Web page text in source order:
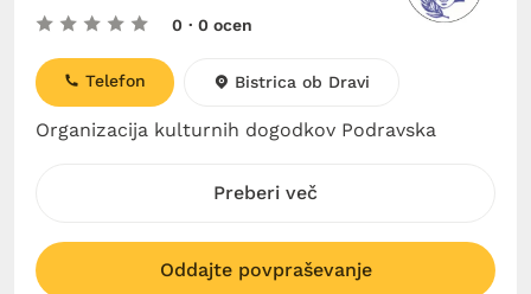
0 · 0 ocen
Organizacija kulturnih dogodkov Podravska
Telefon Bistrica ob Dravi
Preberi več
Oddajte povpraševanje